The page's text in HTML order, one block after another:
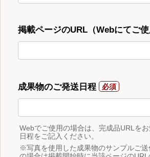
掲載ページのURL（Webにてご使
成果物のご発送日程
Webでご使用の場合は、完成品URLを
日程をご記入ください。
※写真を使用した成果物のサンプルご送